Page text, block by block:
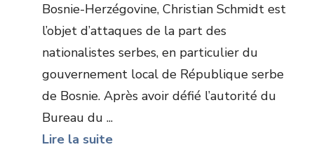
Bosnie-Herzégovine, Christian Schmidt est
l’objet d’attaques de la part des
nationalistes serbes, en particulier du
gouvernement local de République serbe
de Bosnie. Après avoir défié l’autorité du
Bureau du ...
Lire la suite